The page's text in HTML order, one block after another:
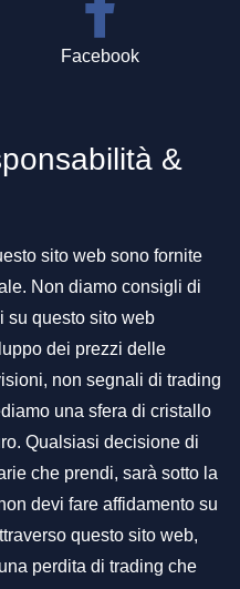
Facebook
&
sito web sono fornite
Non diamo consigli di
su questo sito web
dei prezzi delle
non segnali di trading
una sfera di cristallo
Qualsiasi decisione di
che prendi, sarà sotto la
devi fare affidamento su
questo sito web,
perdita di trading che